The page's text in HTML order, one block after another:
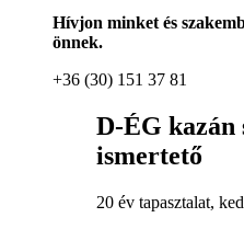
Hívjon minket és
önnek.
+36 (30) 151 37 81
D-ÉG kazán
ismertető
20 év tapasztalat,